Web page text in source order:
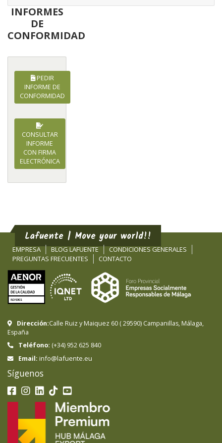
INFORMES
DE
CONFORMIDAD
PEDIR
INFORME DE
CONFORMIDAD
CONSULTAR
INFORME
CON FIRMA
ELECTRÓNICA
Lafuente | Move your world!!
EMPRESA BLOG LAFUENTE
CONDICIONES GENERALES
PREGUNTAS FRECUENTES
CONTACTO
Dirección:Calle Ruiz y Maiquez 60 (29590) Campanillas, Málaga,
España
Teléfono: (+34) 952 625 840
Email: info@lafuente.eu
Síguenos